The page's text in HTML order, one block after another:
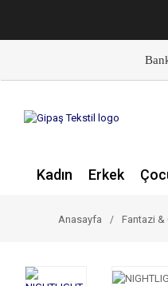
Kadın Erkek
Anasayfa Fantazi &